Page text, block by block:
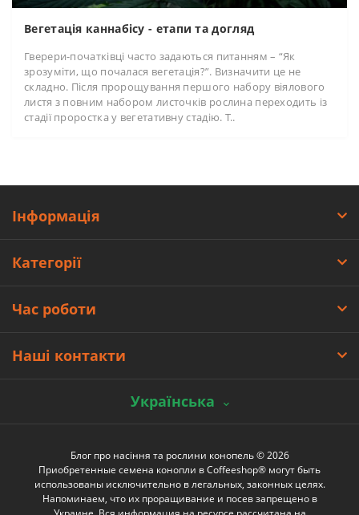
Вегетація каннабісу - етапи та догляд
Гверери-початківці часто задаються питанням – “Як
зрозуміти, що почалася вегетація?”. Визначити це не
складно. Після пророщування першого набору віялового
листя з повним набором листочків рослина переходить із
стадії проростка у вегетативну стадію. Т..
Інформація
Категорії
Час роботи
Наші контакти
Українська
Блог про насіння та рослини конопель © 2026
Приобретенные семена конопли в Coffeeshop® могут быть
использованы исключительно в легальных, законных целях.
Напоминаем, что их проращивание и посев запрещено в